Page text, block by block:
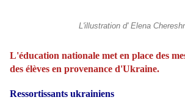
L'illustration d' Elena
L'éducation nationale met en place des
des élèves en provenance d'Ukraine.
Ressortissants ukrainiens